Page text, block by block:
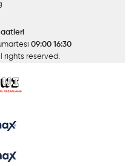
09:00 16:30
rights reserved.